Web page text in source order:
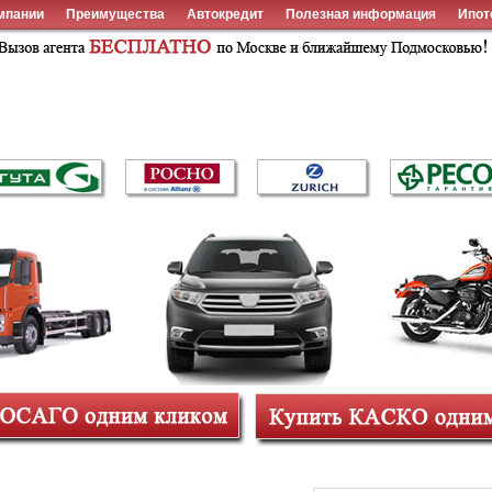
Преимущества Автокредит Полезная информация